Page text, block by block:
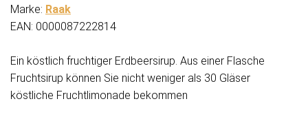
Marke: Raak
EAN: 0000087222814
Ein köstlich fruchtiger Erdbeersirup. Aus einer Flasche
Fruchtsirup können Sie nicht weniger als 30 Gläser
köstliche Fruchtlimonade bekommen